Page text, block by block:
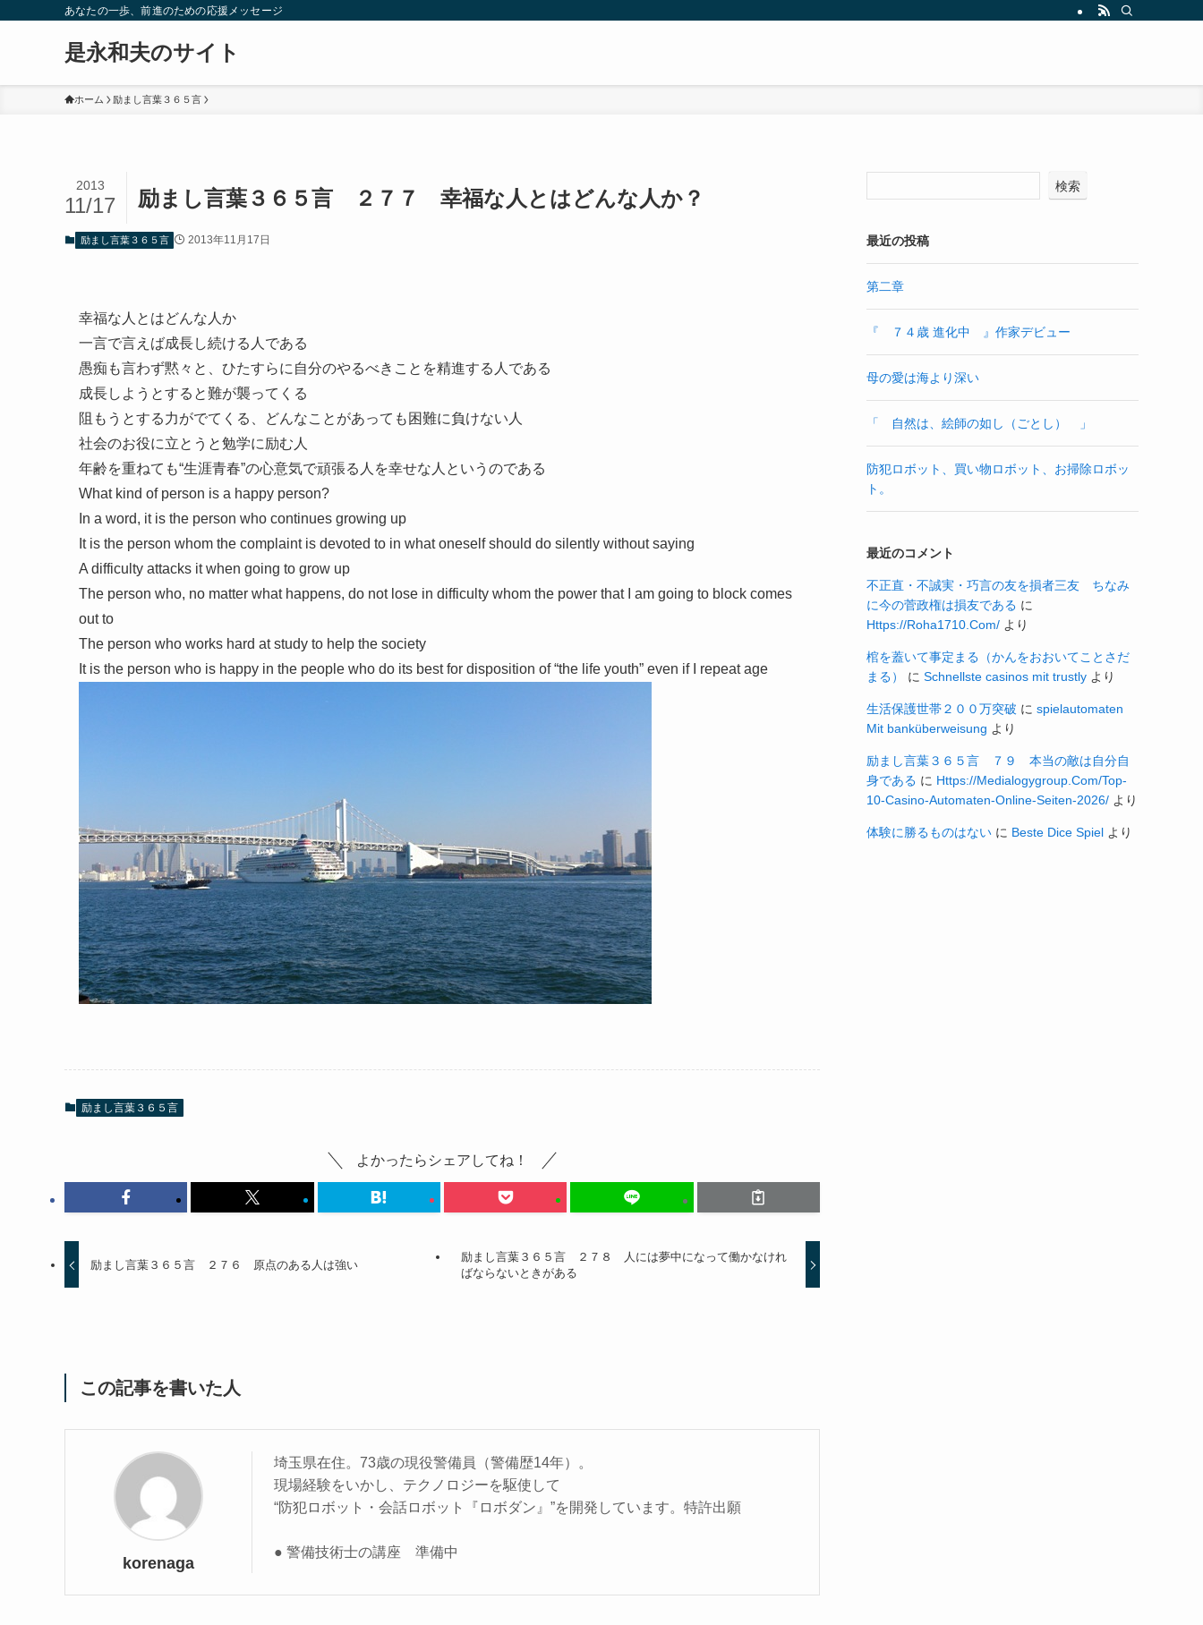
あなたの一歩、前進のための応援メッセージ
是永和夫のサイト
ホーム 励まし言葉３６５言
励まし言葉３６５言 ２７７ 幸福な人とはどんな人か？
2013
11/17
励まし言葉３６５言 2013年11月17日
幸福な人とはどんな人か
一言で言えば成長し続ける人である
愚痴も言わず黙々と、ひたすらに自分のやるべきことを精進する人である
成長しようとすると難が襲ってくる
阻もうとする力がでてくる、どんなことがあっても困難に負けない人
社会のお役に立とうと勉学に励む人
年齢を重ねても“生涯青春”の心意気で頑張る人を幸せな人というのである
What kind of person is a happy person?
In a word, it is the person who continues growing up
It is the person whom the complaint is devoted to in what oneself should do silently without saying
A difficulty attacks it when going to grow up
The person who, no matter what happens, do not lose in difficulty whom the power that I am going to block comes
out to
The person who works hard at study to help the society
It is the person who is happy in the people who do its best for disposition of “the life youth” even if I repeat age
励まし言葉３６５言
よかったらシェアしてね！
励まし言葉３６５言 ２７６ 原点のある人は強い
励まし言葉３６５言 ２７８ 人には夢中になって働かなけれ
ばならないときがある
この記事を書いた人
korenaga
埼玉県在住。73歳の現役警備員（警備歴14年）。
現場経験をいかし、テクノロジーを駆使して
“防犯ロボット・会話ロボット『ロボダン』”を開発しています。特許出願
● 警備技術士の講座 準備中
検索
最近の投稿
第二章
『 ７４歳 進化中 』作家デビュー
母の愛は海より深い
「 自然は、絵師の如し（ごとし） 」
防犯ロボット、買い物ロボット、お掃除ロボッ
ト。
最近のコメント
不正直・不誠実・巧言の友を損者三友 ちなみ
に今の菅政権は損友である に
Https://Roha1710.Com/ より
棺を蓋いて事定まる（かんをおおいてことさだ
まる）
に Schnellste casinos mit trustly より
生活保護世帯２００万突破 に spielautomaten
Mit banküberweisung より
励まし言葉３６５言 ７９ 本当の敵は自分自
身である に Https://Medialogygroup.Com/Top-
10-Casino-Automaten-Online-Seiten-2026/ より
体験に勝るものはない に Beste Dice Spiel より